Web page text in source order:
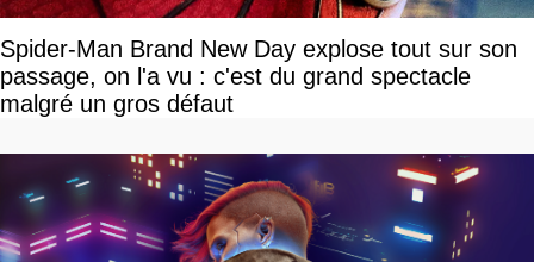
Spider-Man Brand New Day explose tout sur son
passage, on l'a vu : c'est du grand spectacle
malgré un gros défaut